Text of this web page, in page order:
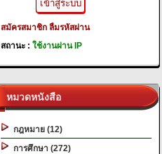
สมัครสมาชิก ลืมรหัสผ่าน
สถานะ : ใช้งานผ่าน IP
หมวดหนังสือ
กฎหมาย (12)
การศึกษา (272)